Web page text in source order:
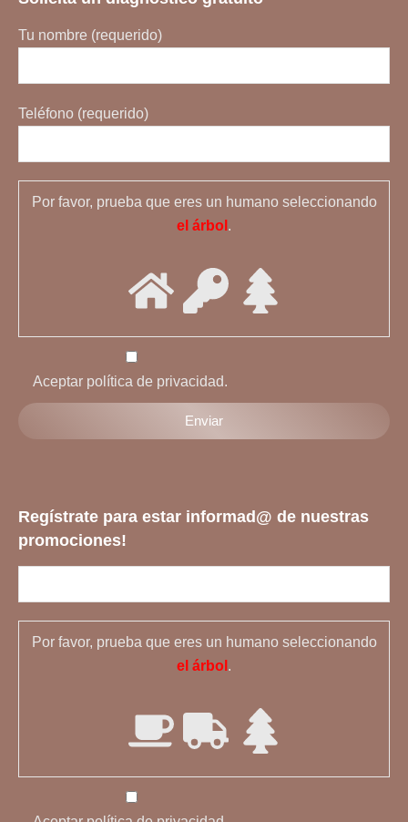
Tu nombre (requerido)
Teléfono (requerido)
Por favor, prueba que eres un humano seleccionando
el árbol .
Aceptar política de privacidad.
Regístrate para estar informad@ de nuestras
promociones!
Por favor, prueba que eres un humano seleccionando
el árbol .